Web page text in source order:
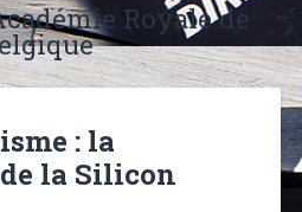
Royale de
: la
la Silicon